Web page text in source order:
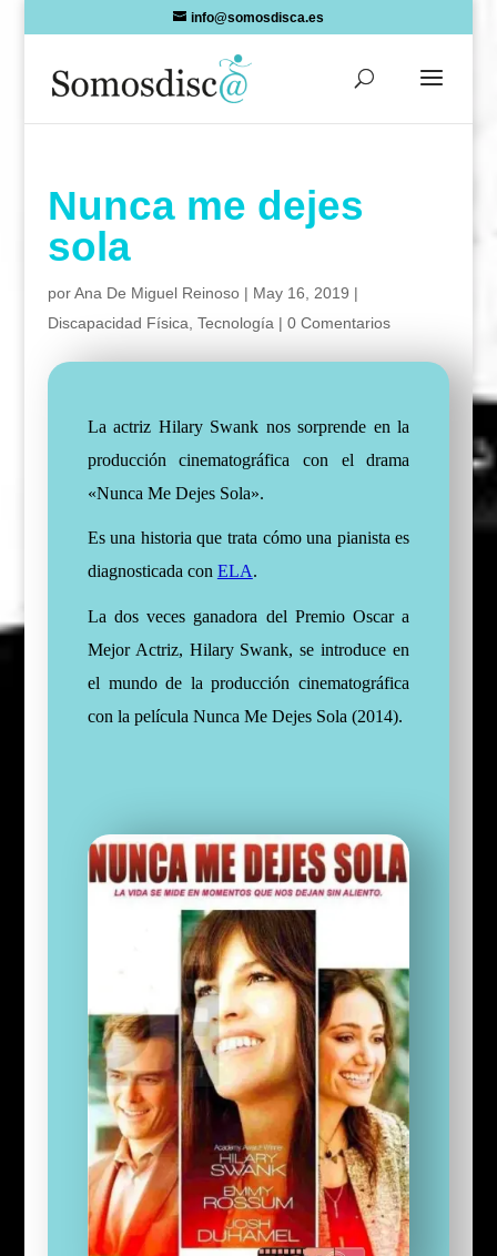
info@somosdisca.es
Nunca me dejes
sola
porAna De Miguel Reinoso| May 16, 2019 |
Discapacidad Física Tecnología | 0 Comentarios
La actriz Hilary Swank nos sorprende en la
producción cinematográfica con el drama
«Nunca Me Dejes Sola».
Es una historia que trata cómo una pianista es
diagnosticada con ELA.
La dos veces ganadora del Premio Oscar a
Mejor Actriz, Hilary Swank, se introduce en
el mundo de la producción cinematográfica
con la película Nunca Me Dejes Sola (2014).